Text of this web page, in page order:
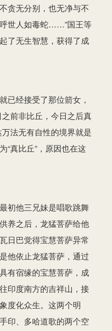
贪无分别，也无净与不
世人如毒蛇……”国王等
了无生智慧，获得了成
已经接受了那位箭女，
前非比丘，今日之后真
法无有自性的境界就是
“真比丘”，原因也在这
初他三兄妹是唱歌跳舞
养之后，龙猛菩萨给他
日巴觉得宝慧菩萨异常
他依止龙猛菩萨，通过
有宿缘的宝慧菩萨，成
印度南方的吉祥山，接
度化众生。这两个明
印、多哈道歌的两个空